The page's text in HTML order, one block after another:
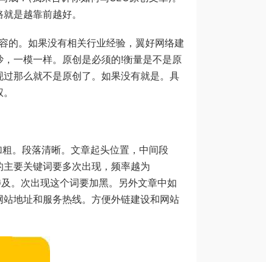
是越靠前越好。
。如果没有相关行业经验，翼好网络建
一模一样。原创是必须的!衡量是不是原
那么就不是原创了。如果没有就是。具
。段落清晰。文章起头位置，中间段
要关键词要多次出现，频率越为
。次出现这个词要加黑。另外文章中如
地址和服务热线。方便外链建设和网站